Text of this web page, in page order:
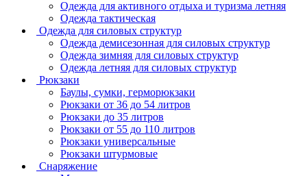
Одежда для активного отдыха и туризма летняя
Одежда тактическая
Одежда для силовых структур
Одежда демисезонная для силовых структур
Одежда зимняя для силовых структур
Одежда летняя для силовых структур
Рюкзаки
Баулы, сумки, герморюкзаки
Рюкзаки от 36 до 54 литров
Рюкзаки до 35 литров
Рюкзаки от 55 до 110 литров
Рюкзаки универсальные
Рюкзаки штурмовые
Снаряжение